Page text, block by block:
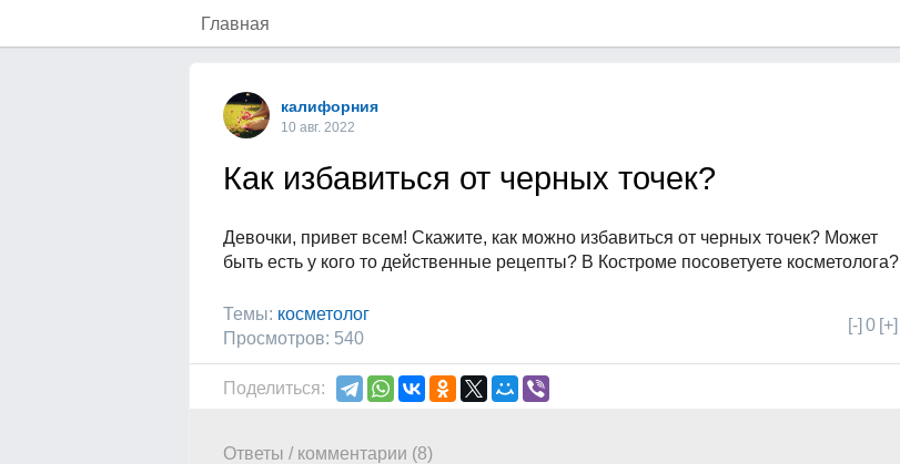
Главная
калифорния
10 авг. 2022
Как избавиться от черных точек?
Девочки, привет всем! Скажите, как можно избавиться от черных точек? Может
быть есть у кого то действенные рецепты? В Костроме посоветуете косметолога?
[-] 0 [+]
Темы: косметолог
Просмотров: 540
Поделиться:
Ответы / комментарии (8)